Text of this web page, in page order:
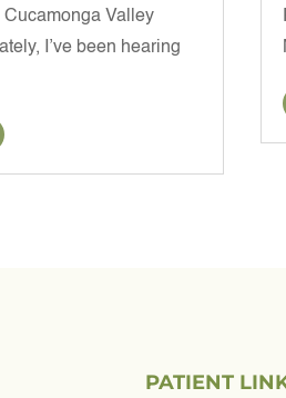
Cucamonga Valley
I’ve been hearing
PATIENT